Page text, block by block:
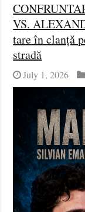
VS.
tare în clanță
stradă
July 1, 2026